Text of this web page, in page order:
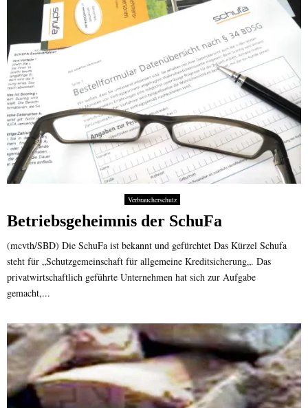
Verbraucherschutz
Betriebsgeheimnis der SchuFa
(mcvth/SBD) Die SchuFa ist bekannt und gefürchtet Das Kürzel Schufa
steht für „Schutzgemeinschaft für allgemeine Kreditsicherung„. Das
privatwirtschaftlich geführte Unternehmen hat sich zur Aufgabe
gemacht,...